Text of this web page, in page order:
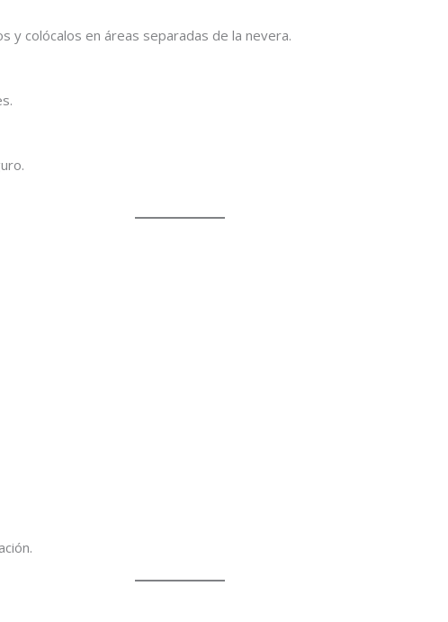
y colócalos en áreas separadas de la nevera.